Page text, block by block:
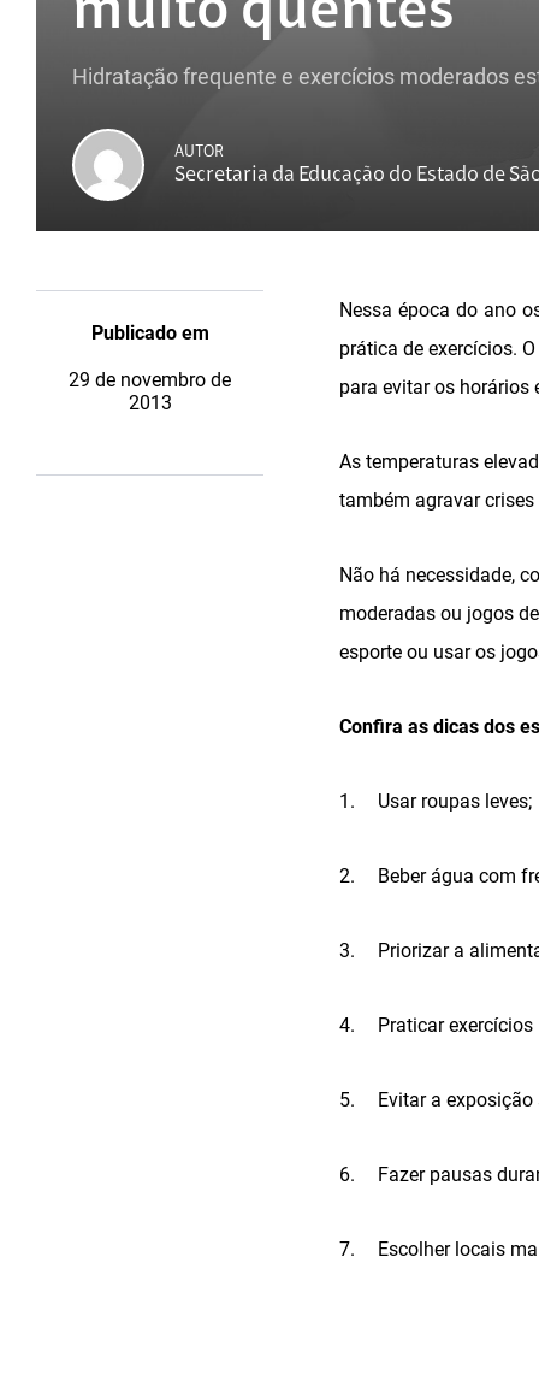
muito quentes
Hidratação frequente e exercícios moderados
AUTOR
Secretaria da Educação do Estado de
Publicado em
29 de novembro de
2013
Nessa época do ano
prática de exercícios.
para evitar os horários
As temperaturas
também agravar
Não há necessidade,
moderadas ou jogos
esporte ou usar os
Confira as dicas dos
1. Usar roupas leves;
2. Beber água com
3. Priorizar a
4. Praticar
5. Evitar a
6. Fazer pausas
7. Escolher locais